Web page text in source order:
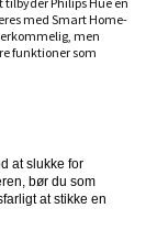
med Smart Home-
men
funktioner som
at slukke for
bør du som
at stikke en